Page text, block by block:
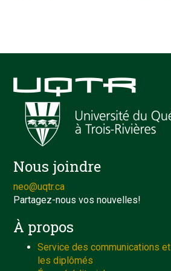
Nous joindre
neo@uqtr.ca
Partagez-nous vos nouvelles!
À propos
Service des communications
les diplômés